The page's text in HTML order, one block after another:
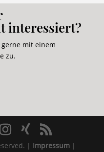
interessiert?
gerne mit einem
zu.
| Impressum|